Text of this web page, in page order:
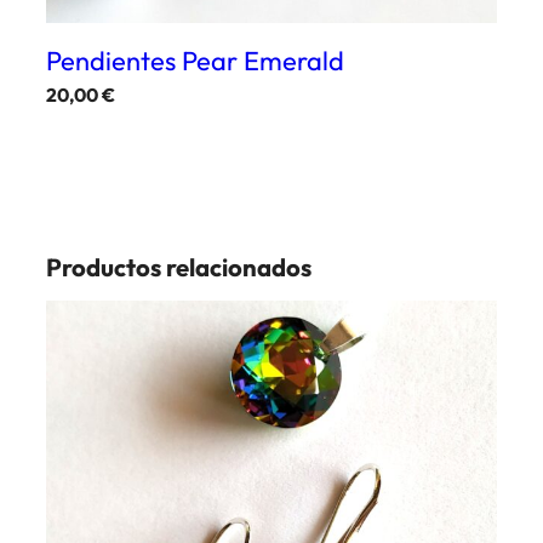
Pendientes Pear Emerald
20,00€
Productos relacionados